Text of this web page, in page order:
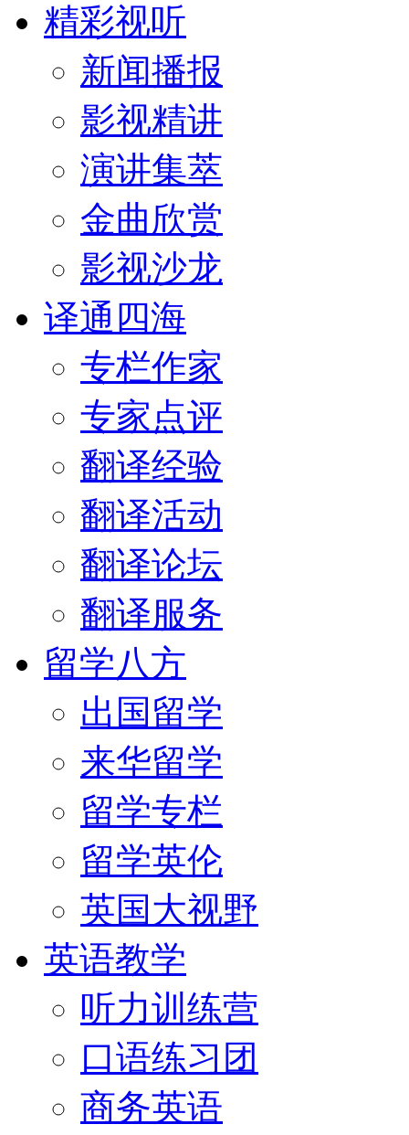
精彩视听
新闻播报
影视精讲
演讲集萃
金曲欣赏
影视沙龙
译通四海
专栏作家
专家点评
翻译经验
翻译活动
翻译论坛
翻译服务
留学八方
出国留学
来华留学
留学专栏
留学英伦
英国大视野
英语教学
听力训练营
口语练习团
商务英语